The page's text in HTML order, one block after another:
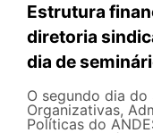
Estrutura
diretoria
dia de
O segundo dia do
Organizativas,
Políticas do